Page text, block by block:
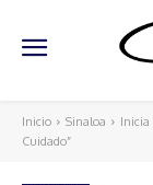
Inicio Sinaloa
Inicia
Cuidado”